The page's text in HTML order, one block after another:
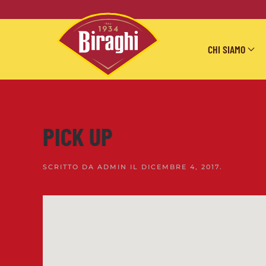
Skip to main content
CHI SIAMO
PICK UP
SCRITTO DA ADMIN IL DICEMBRE 4, 2017.